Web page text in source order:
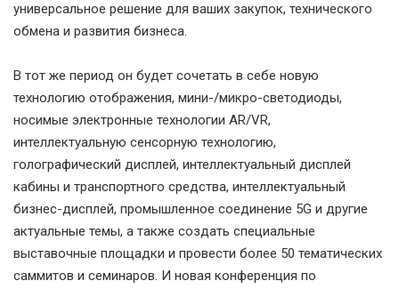
универсальное решение для ваших закупок, технического
обмена и развития бизнеса.
В тот же период он будет сочетать в себе новую
технологию отображения, мини-/микро-светодиоды,
носимые электронные технологии AR/VR,
интеллектуальную сенсорную технологию,
голографический дисплей, интеллектуальный дисплей
кабины и транспортного средства, интеллектуальный
бизнес-дисплей, промышленное соединение 5G и другие
актуальные темы, а также создать специальные
выставочные площадки и провести более 50 тематических
саммитов и семинаров. И новая конференция по